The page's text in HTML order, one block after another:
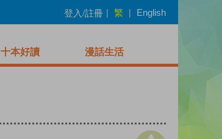
登入/註冊 | 繁 | English
十本好讀 漫話生活